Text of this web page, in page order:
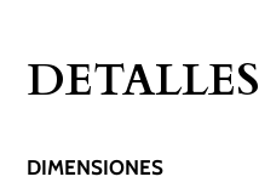
DETALLES
DIMENSIONES